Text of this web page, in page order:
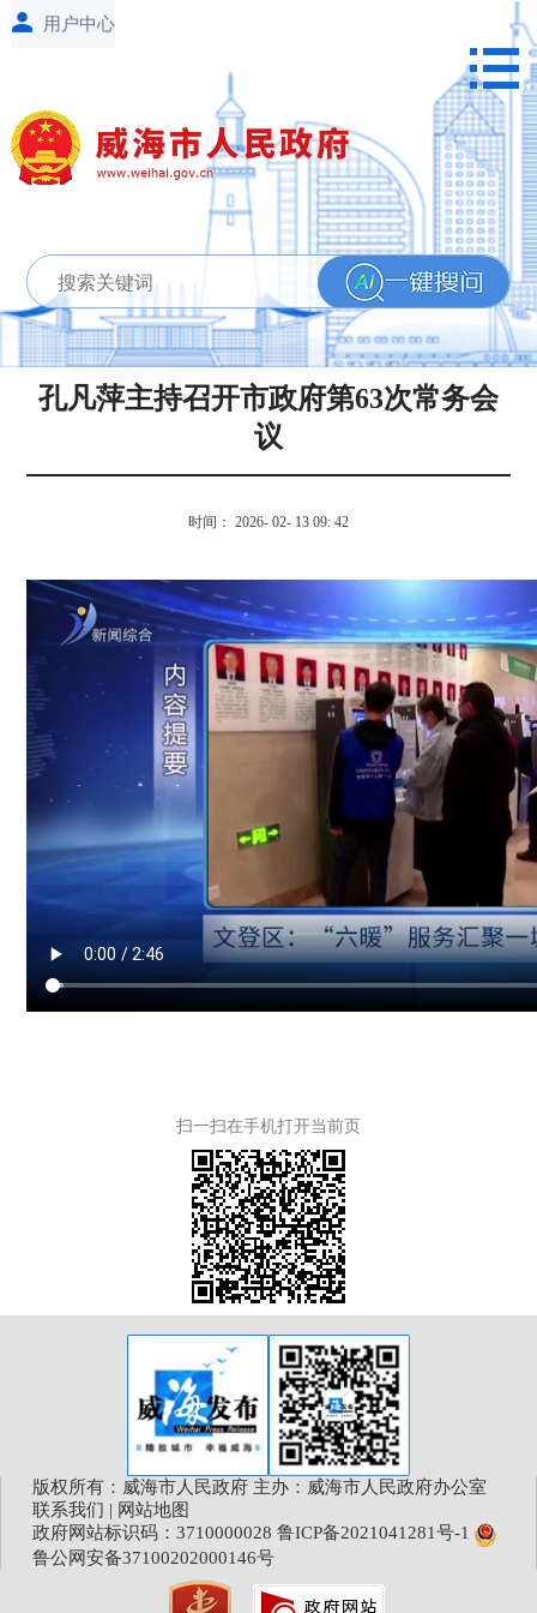
孔凡萍主持召开市政府第63次常务会
议
时间： 2026- 02- 13 09: 42
扫一扫在手机打开当前页
版权所有：威海市人民政府 主办：威海市人民政府办公室
联系我们 | 网站地图
政府网站标识码：3710000028 鲁ICP备2021041281号-1
鲁公网安备37100202000146号